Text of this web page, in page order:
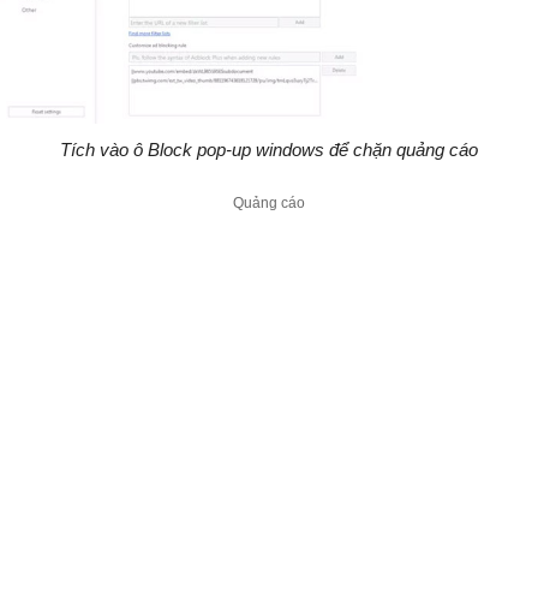
Tích vào ô Block pop-up windows để chặn quảng cáo